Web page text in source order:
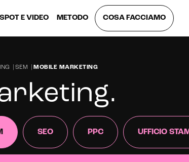
SPOT E VIDEO METODO COSA FACCIAMO
SEM MOBILE MARKETING
.
SEO PPC UFFICIO